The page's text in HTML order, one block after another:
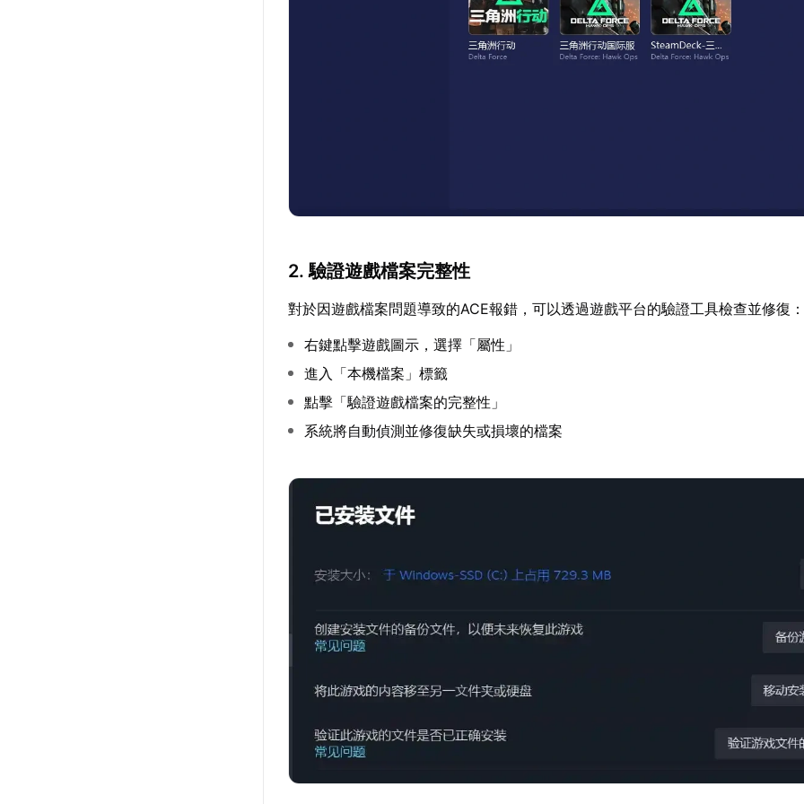
2. 驗證遊戲檔案完整性
對於因遊戲檔案問題導致的ACE報錯，可以透過遊戲平台的驗證工具檢查並修復
右鍵點擊遊戲圖示，選擇「屬性」
進入「本機檔案」標籤
點擊「驗證遊戲檔案的完整性」
系統將自動偵測並修復缺失或損壞的檔案